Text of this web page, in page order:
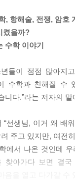
니다.
서
날아가는 포탄의
용하는 지구상에서
한 워 게임이 등장했
으로 진행하면 실제
처음에는 지도와
, 항해술, 전쟁, 암호
켰을까?
수학 이야기
들이 점점 많아지
수학과 친해질 수
니다.”라는 저자의
선생님, 이거 왜 배
주고 있지만, 여
에서 나온 것인데
찾아가다 보면 결